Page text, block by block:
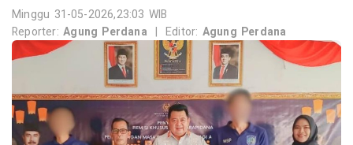
Minggu 31-05-2026,23:03 WIB
Reporter:Agung Perdana | Editor: Agung Perdana